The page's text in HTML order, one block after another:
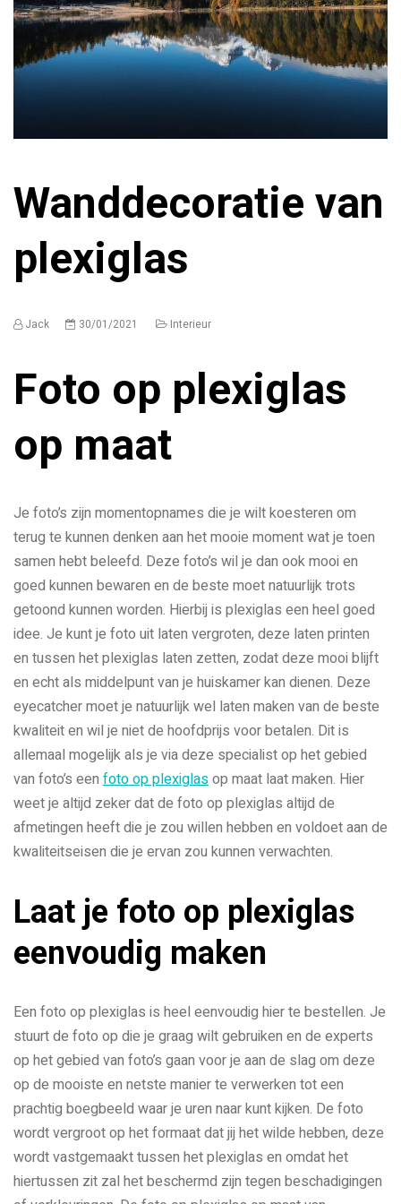
Wanddecoratie van
plexiglas
Jack 30/01/2021 Interieur
Foto op plexiglas
op maat
Je foto’s zijn momentopnames die je wilt koesteren om
terug te kunnen denken aan het mooie moment wat je toen
samen hebt beleefd. Deze foto’s wil je dan ook mooi en
goed kunnen bewaren en de beste moet natuurlijk trots
getoond kunnen worden. Hierbij is plexiglas een heel goed
idee. Je kunt je foto uit laten vergroten, deze laten printen
en tussen het plexiglas laten zetten, zodat deze mooi blijft
en echt als middelpunt van je huiskamer kan dienen. Deze
eyecatcher moet je natuurlijk wel laten maken van de beste
kwaliteit en wil je niet de hoofdprijs voor betalen. Dit is
allemaal mogelijk als je via deze specialist op het gebied
van foto’s een foto op plexiglasop maat laat maken. Hier
weet je altijd zeker dat de foto op plexiglas altijd de
afmetingen heeft die je zou willen hebben en voldoet aan de
kwaliteitseisen die je ervan zou kunnen verwachten.
Laat je foto op plexiglas
eenvoudig maken
Een foto op plexiglas is heel eenvoudig hier te bestellen. Je
stuurt de foto op die je graag wilt gebruiken en de experts
op het gebied van foto’s gaan voor je aan de slag om deze
op de mooiste en netste manier te verwerken tot een
prachtig boegbeeld waar je uren naar kunt kijken. De foto
wordt vergroot op het formaat dat jij het wilde hebben, deze
wordt vastgemaakt tussen het plexiglas en omdat het
hiertussen zit zal het beschermd zijn tegen beschadigingen